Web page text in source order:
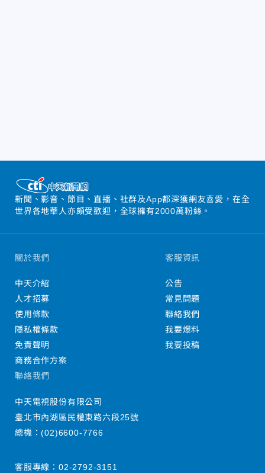
新聞、影音、節目、直播、社群及App都深獲網友喜愛，在全
世界各地華人亦頗受歡迎，全球擁有2000萬粉絲。
關於我們
中天介紹
人才招募
使用條款
隱私權條款
免責聲明
商務合作方案
客服資訊
公告
常見問題
聯絡我們
我要爆料
我要投稿
聯絡我們
中天電視股份有限公司
臺北市內湖區民權東路六段25號
總機：(02)6600-7766
客服專線： 02-2792-3151